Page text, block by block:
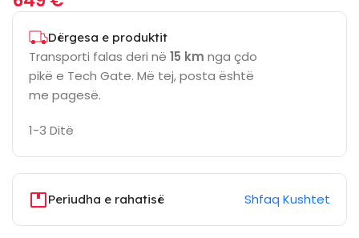
Dërgesa e produktit
Transporti falas deri në 15 km nga çdo
pikë e Tech Gate. Më tej, posta është
me pagesë.
1-3 Ditë
Periudha e rahatisë Shfaq Kushtet